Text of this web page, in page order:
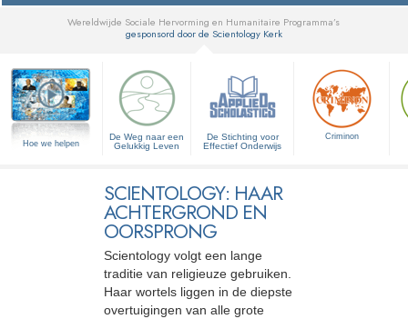
Wereldwijde Sociale Hervorming en Humanitaire Programma’s
gesponsord door de Scientology Kerk
Hoe we helpen
De Weg naar een
Gelukkig Leven
De Stichting voor
Effectief Onderwijs
Criminon
SCIENTOLOGY: HAAR
ACHTERGROND EN
OORSPRONG
Scientology volgt een lange
traditie van religieuze gebruiken.
Haar wortels liggen in de diepste
overtuigingen van alle grote